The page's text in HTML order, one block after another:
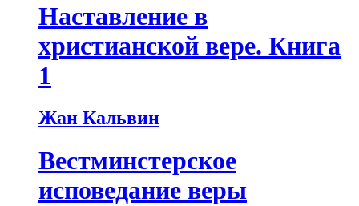
Наставление в
христианской вере. Книга
1
Жан Кальвин
Вестминстерское
исповедание веры